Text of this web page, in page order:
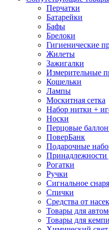
Перчатки
Батарейки
Бафы
Брелоки
Гигиенические
Жилеты
Зажигалки
Измерительные
Кошельки
Лампы
Москитная сетка
Набор нитки +
Носки
Перцовые
ПоверБанк
Подарочные
Принадлежности
Рогатки
Ручки
Сигнальное
Спички
Средства от
Товары для
Товары для